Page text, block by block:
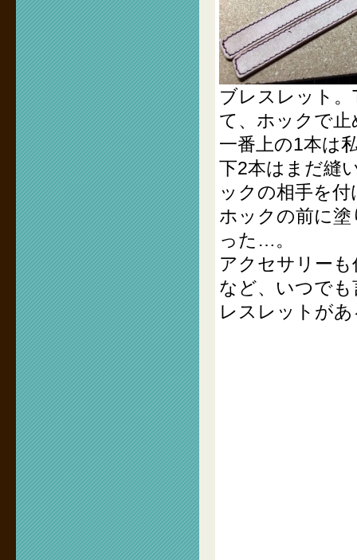
ブレスレット
て、ホックで
一番上の1本は
下2本はまだ縫
ックの相手を
ホックの前に
った…。
アクセサリー
など、いつで
レスレットが